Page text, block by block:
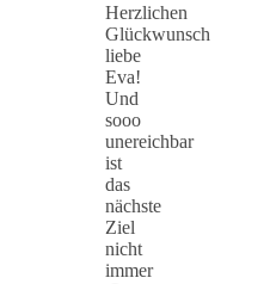
Herzlichen
Glückwunsch
liebe
Eva!
Und
sooo
unereichbar
ist
das
nächste
Ziel
nicht
immer